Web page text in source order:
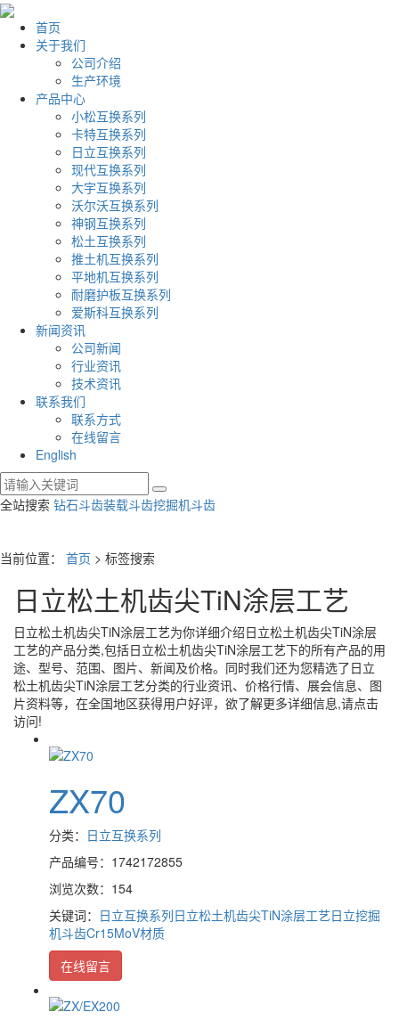
首页
关于我们
公司介绍
生产环境
产品中心
小松互换系列
卡特互换系列
日立互换系列
现代互换系列
大宇互换系列
沃尔沃互换系列
神钢互换系列
松土互换系列
推土机互换系列
平地机互换系列
耐磨护板互换系列
爱斯科互换系列
新闻资讯
公司新闻
行业资讯
技术资讯
联系我们
联系方式
在线留言
English
全站搜索 钻石斗齿装载斗齿挖掘机斗齿
当前位置： 首页 > 标签搜索
日立松土机齿尖TiN涂层工艺
日立松土机齿尖TiN涂层工艺为你详细介绍日立松土机齿尖TiN涂层
工艺的产品分类,包括日立松土机齿尖TiN涂层工艺下的所有产品的用
途、型号、范围、图片、新闻及价格。同时我们还为您精选了日立
松土机齿尖TiN涂层工艺分类的行业资讯、价格行情、展会信息、图
片资料等，在全国地区获得用户好评，欲了解更多详细信息,请点击
访问!
ZX70
分类： 日立互换系列
产品编号：1742172855
浏览次数：154
关键词： 日立互换系列日立松土机齿尖TiN涂层工艺日立挖掘
机斗齿Cr15MoV材质
在线留言